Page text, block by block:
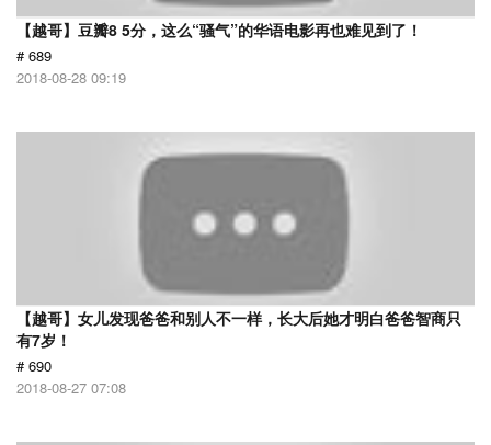
【越哥】豆瓣8 5分，这么“骚气”的华语电影再也难见到了！
# 689
2018-08-28 09:19
【越哥】女儿发现爸爸和别人不一样，长大后她才明白爸爸智商只
有7岁！
# 690
2018-08-27 07:08